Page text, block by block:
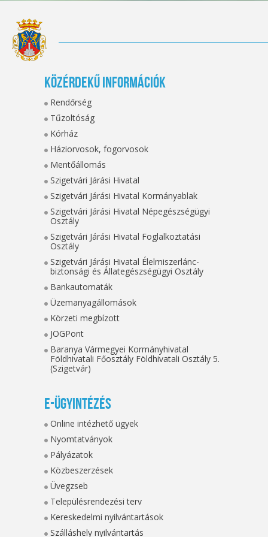
Közérdekű információk
Rendőrség
Tűzoltóság
Kórház
Háziorvosok, fogorvosok
Mentőállomás
Szigetvári Járási Hivatal
Szigetvári Járási Hivatal Kormányablak
Szigetvári Járási Hivatal Népegészségügyi
Osztály
Szigetvári Járási Hivatal Foglalkoztatási
Osztály
Szigetvári Járási Hivatal Élelmiszerlánc-
biztonsági és Állategészségügyi Osztály
Bankautomaták
Üzemanyagállomások
Körzeti megbízott
JOGPont
Baranya Vármegyei Kormányhivatal
Földhivatali Főosztály Földhivatali Osztály 5.
(Szigetvár)
E-ügyintézés
Online intézhető ügyek
Nyomtatványok
Pályázatok
Közbeszerzések
Üvegzseb
Településrendezési terv
Kereskedelmi nyilvántartások
Szálláshely nyilvántartás